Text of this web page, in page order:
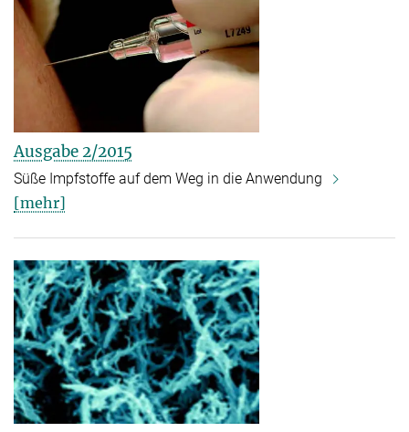
Ausgabe 2/2015
Süße Impfstoffe auf dem Weg in die Anwendung
[mehr]